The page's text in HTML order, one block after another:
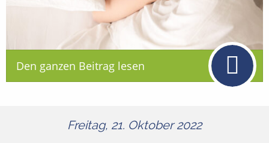
Den ganzen Beitrag lesen
Freitag, 21. Oktober 2022